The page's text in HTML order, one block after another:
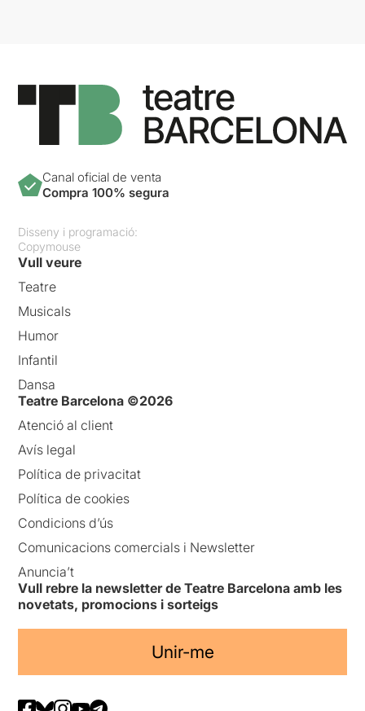
Canal oficial de venta
Compra 100% segura
Disseny i programació:
Copymouse
Vull veure
Teatre
Musicals
Humor
Infantil
Dansa
Teatre Barcelona ©2026
Atenció al client
Avís legal
Política de privacitat
Política de cookies
Condicions d’ús
Comunicacions comercials i Newsletter
Anuncia’t
Vull rebre la newsletter de Teatre Barcelona amb les
novetats, promocions i sorteigs
Unir-me